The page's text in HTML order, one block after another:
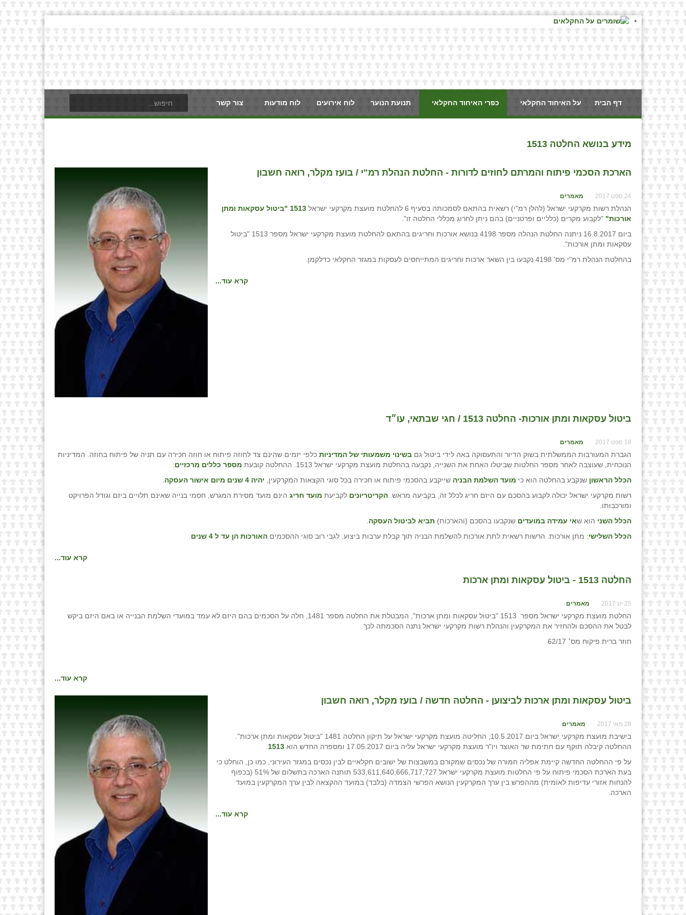
דף הבית על האיחוד החקלאי כפרי האיחוד החקלאי תנועת הנוער לוח אירועים לוח מודעות צור קשר
מידע בנושא החלטה 1513
הארכת הסכמי פיתוח והמרתם לחוזים לדורות - החלטת הנהלת רמ"י / בועז מקלר, רואה חשבון
24 ספט 2017 מאמרים
הנהלת רשות מקרקעי ישראל (להלן רמ"י) רשאית בהתאם לסמכותה בסעיף 6 להחלטת מועצת מקרקעי ישראל 1513 "ביטול עסקאות ומתן
אורכות" "לקבוע מקרים (כלליים ופרטניים) בהם ניתן לחרוג מכללי החלטה זו".
ביום 16.8.2017 ניתנה החלטת הנהלה מספר 4198 בנושא אורכות וחריגים בהתאם להחלטת מועצת מקרקעי ישראל מספר 1513 "ביטול
עסקאות ומתן אורכות".
בהחלטת הנהלת רמ"י מס' 4198 נקבעו בין השאר ארכות וחריגים המתייחסים לעסקות במגזר החקלאי כדלקמן.
קרא עוד...
ביטול עסקאות ומתן אורכות- החלטה 1513 / חגי שבתאי, עו״ד
18 ספט 2017 מאמרים
הגברת המעורבות הממשלתית בשוק הדיור והתעסוקה באה לידי ביטול גם בשינוי משמעותי של המדיניות כלפי יזמים שהינם צד לחוזה פיתוח או חוזה חכירה עם תניה של פיתוח בחוזה. המדיניות
הנוכחית, שעוצבה לאחר מספר החלטות שביטלו האחת את השנייה, נקבעה בהחלטת מועצת מקרקעי ישראל 1513. ההחלטה קובעת
מספר כללים מרכזיים:
הכלל הראשון שנקבע בהחלטה הוא כי מועד השלמת הבניה שייקבע בהסכמי פיתוח או חכירה בכל סוגי הקצאות המקרקעין, יהיה 4 שנים מיום אישור העסקה
רשות מקרקעי ישראל יכולה לקבוע בהסכם עם היזם חריג לכלל זה, בקביעה מראש. הקריטריונים לקביעת מועד חריג הינם מועד מסירת המגרש, חסמי בנייה שאינם תלויים ביזם וגודל הפרויקט
ומורכבותו.
הכלל השני הוא שאי עמידה במועדים שנקבעו בהסכם (והארכות) תביא לביטול העסקה
הכלל השלישי: מתן אורכות. הרשות רשאית לתת אורכות להשלמת הבניה תוך קבלת ערבות ביצוע. לגבי רוב סוגי ההסכמים האורכות הן עד ל 4 שנים
קרא עוד...
החלטה 1513 - ביטול עסקאות ומתן ארכות
25 יונ 2017 מאמרים
החלטת מועצת מקרקעי ישראל מספר 1513 "ביטול עסקאות ומתן ארכות", המבטלת את החלטה מספר 1481, חלה על הסכמים בהם היזם לא עמד במועדי השלמת הבנייה או באם היזם ביקש
לבטל את ההסכם ולהחזיר את המקרקעין והנהלת רשות מקרקעי ישראל נתנה הסכמתה לכך.
חוזר ברית פיקוח מס׳ 62/17
קרא עוד...
ביטול עסקאות ומתן ארכות לביצוען - החלטה חדשה / בועז מקלר, רואה חשבון
28 מאי 2017 מאמרים
בישיבת מועצת מקרקעי ישראל ביום 10.5.2017, החליטה מועצת מקרקעי ישראל על תיקון החלטה 1481 "ביטול עסקאות ומתן ארכות".
ההחלטה קיבלה תוקף עם חתימת שר האוצר ויו"ר מועצת מקרקעי ישראל עליה ביום 17.05.2017 ומספרה החדש הוא
1513
על פי ההחלטה החדשה קיימת אפליה חמורה של נכסים שמקורם במשבצות של ישובים חקלאיים לבין נכסים במגזר העירוני, כמו כן, הוחלט כי
בעת הארכת הסכמי פיתוח על פי החלטות מועצת מקרקעי ישראל 533,611,640,666,717,727 תותנה הארכה בתשלום של 51% (בכפוף
להנחות אזורי עדיפות לאומית) מההפרש בין ערך המקרקעין הנושא הפרשי הצמדה (בלבד) במועד ההקצאה לבין ערך המקרקעין במועד
הארכה.
קרא עוד...